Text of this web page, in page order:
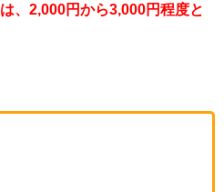
、2,000円から3,000円程度と